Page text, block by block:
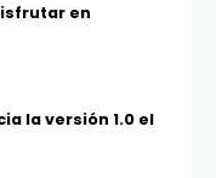
en
la versión 1.0 el